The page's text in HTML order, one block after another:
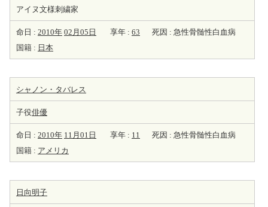
アイヌ文様刺繍家
命日 : 2010年 02月05日 享年 : 63
死因 : 急性骨髄性白血病
国籍 : 日本
シャノン・タバレス
子役俳優
命日 : 2010年 11月01日 享年 : 11
死因 : 急性骨髄性白血病
国籍 : アメリカ
日向明子